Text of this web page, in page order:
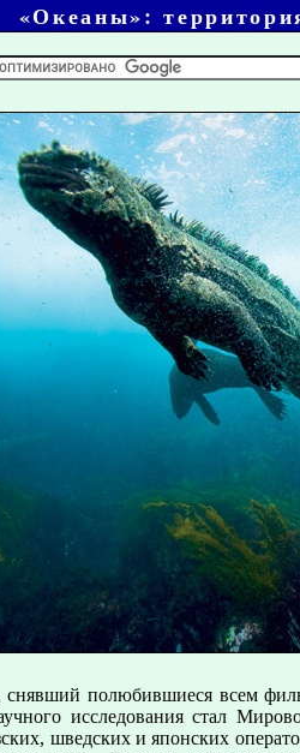
«Океаны»:
полюбившиеся всем
исследования стал
шведских и японских